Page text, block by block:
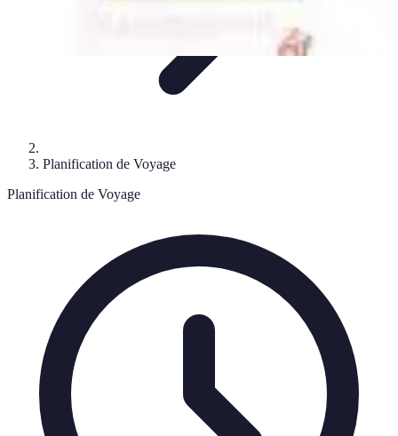
Planification de Voyage
Planification de Voyage